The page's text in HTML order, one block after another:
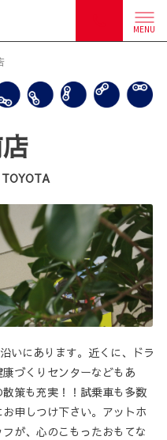
MENU
いにあります。近くに、ドラ
づくりセンターなどもあ
策も充実！！試乗車も多数
申しつけ下さい。アットホ
が、心のこもったおもてな